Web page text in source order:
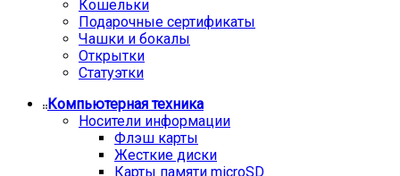
Кошельки
Подарочные сертификаты
Чашки и бокалы
Открытки
Статуэтки
Компьютерная техника
Носители информации
Флэш карты
Жесткие диски
Карты памяти microSD